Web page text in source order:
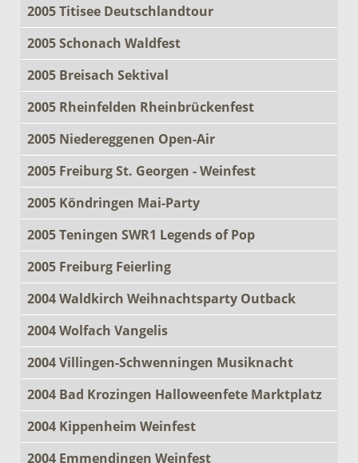
2005 Titisee Deutschlandtour
2005 Schonach Waldfest
2005 Breisach Sektival
2005 Rheinfelden Rheinbrückenfest
2005 Niedereggenen Open-Air
2005 Freiburg St. Georgen - Weinfest
2005 Köndringen Mai-Party
2005 Teningen SWR1 Legends of Pop
2005 Freiburg Feierling
2004 Waldkirch Weihnachtsparty Outback
2004 Wolfach Vangelis
2004 Villingen-Schwenningen Musiknacht
2004 Bad Krozingen Halloweenfete Marktplatz
2004 Kippenheim Weinfest
2004 Emmendingen Weinfest